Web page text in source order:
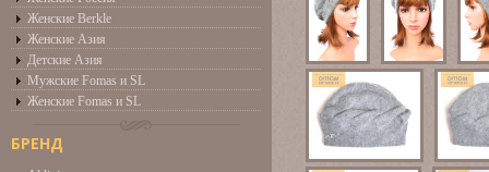
Женские Berkle
Женские Азия
Детские Азия
Мужские Fomas и SL
Женские Fomas и SL
БРЕНД